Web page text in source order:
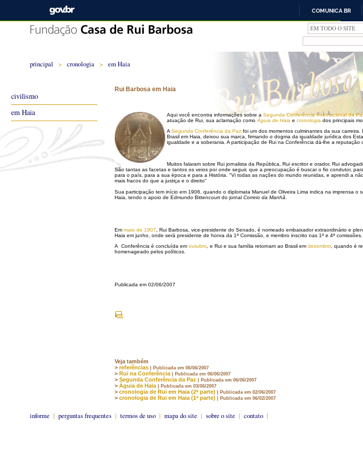
IR
PARA
O
COMUNICA BR
principal > cronologia > em Haia
Rui Barbosa em Haia
Aqui você encontra informações sobre a Segunda Conferência Internacional da
atuação de Rui, sua aclamação como Águia de Haia e cronologia dos principais
ASegunda Conferência da Paz foi um dos momentos culminantes da sua
Brasil em Haia, deixou sua marca, firmando o dogma da igualdade jurídica dos
igualdade e a soberania. A participação de Rui na Conferência dá-lhe a
Muitos falaram sobre Rui jornalista da República, Rui escritor e orador, Rui
São tantas as facetas e tantos os veios por onde seguir, que a preocupação é buscar o fio condutor,
para o país, para a sua época e para a História. "Vi todas as nações do mundo reunidas, e aprendi a
mais fracos do que a justiça e o direito"
Sua participação tem início em 1906, quando o diplomata Manuel de Oliveira Lima indica na imprensa o
Haia, tendo o apoio de Edmundo Bittencourt do jornal Correio da Manhã
Em maio de 1907 , Rui Barbosa, vice-presidente do Senado, é nomeado embaixador extraordinário e
Haia em junho, onde será presidente de honra da 1ª Comissão, e membro inscrito nas 1ª e 4ª comissões.
A Conferência é concluída em outubro , e Rui e sua família retornam ao Brasil em dezembro , quando é
homenageado pelos políticos.
Publicada em 02/06/2007
Veja também
> referências | Publicada em 06/06/2007
> Rui na Conferência | Publicada em 06/06/2007
> Segunda Conferência da Paz | Publicada em 06/06/2007
> Águia de Haia | Publicada em 03/06/2007
> cronologia de Rui em Haia (2ª parte) | Publicada em 02/06/2007
> cronologia de Rui em Haia (1ª parte) | Publicada em 06/02/2007
informe | perguntas frequentes | termos de uso | mapa do site | sobre o site | contato |
civilismo
em Haia